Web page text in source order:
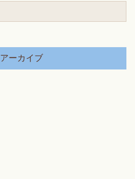
アーカイブ